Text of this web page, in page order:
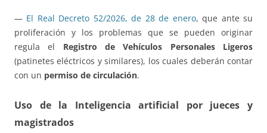
— El Real Decreto 52/2026, de 28 de enero, que ante su
proliferación y los problemas que se pueden originar
regula el Registro de Vehículos Personales Ligeros
(patinetes eléctricos y similares), los cuales deberán contar
con un permiso de circulación.
Uso de la Inteligencia artificial por jueces y
magistrados